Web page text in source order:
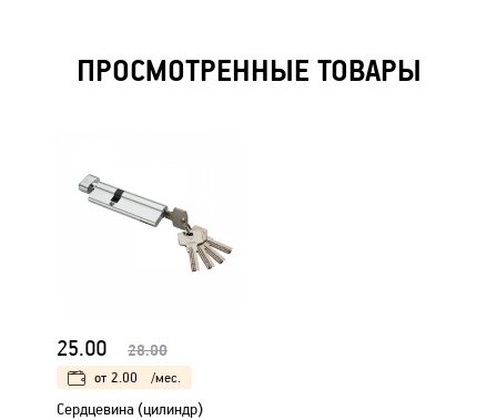
ПРОСМОТРЕННЫЕ ТОВАРЫ
25.00 28.00
от 2.00 /мес.
Сердцевина (цилиндр)